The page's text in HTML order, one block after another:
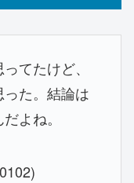
てたけど、
た。結論は
よね。